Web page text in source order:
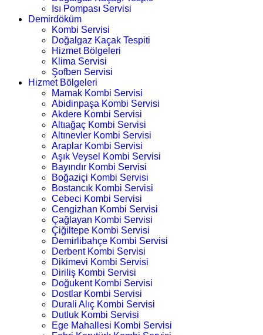
Isı Pompası Servisi
Demirdöküm
Kombi Servisi
Doğalgaz Kaçak Tespiti
Hizmet Bölgeleri
Klima Servisi
Şofben Servisi
Hizmet Bölgeleri
Mamak Kombi Servisi
Abidinpaşa Kombi Servisi
Akdere Kombi Servisi
Altıağaç Kombi Servisi
Altınevler Kombi Servisi
Araplar Kombi Servisi
Aşık Veysel Kombi Servisi
Bayındır Kombi Servisi
Boğaziçi Kombi Servisi
Bostancık Kombi Servisi
Cebeci Kombi Servisi
Cengizhan Kombi Servisi
Çağlayan Kombi Servisi
Çiğiltepe Kombi Servisi
Demirlibahçe Kombi Servisi
Derbent Kombi Servisi
Dikimevi Kombi Servisi
Diriliş Kombi Servisi
Doğukent Kombi Servisi
Dostlar Kombi Servisi
Durali Alıç Kombi Servisi
Dutluk Kombi Servisi
Ege Mahallesi Kombi Servisi